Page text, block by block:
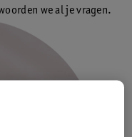
we al je vragen.